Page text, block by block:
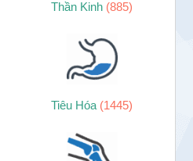
Thần Kinh (885)
Tiêu Hóa (1445)